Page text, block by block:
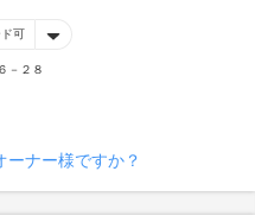
可
－２８
ーナー様ですか？